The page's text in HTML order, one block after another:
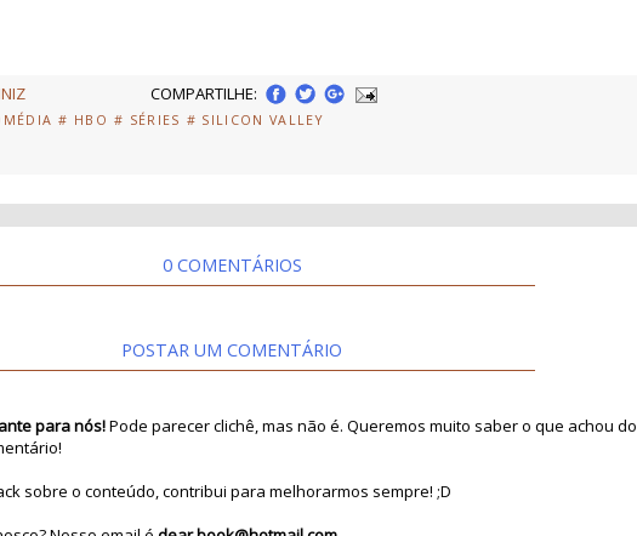
COMPARTILHE:
# HBO # SÉRIES # SILICON VALLEY
0 COMENTÁRIOS
POSTAR UM COMENTÁRIO
para nós!Pode parecer clichê, mas não é. Queremos muito saber o que achou do
sobre o conteúdo, contribui para melhorarmos sempre! ;D